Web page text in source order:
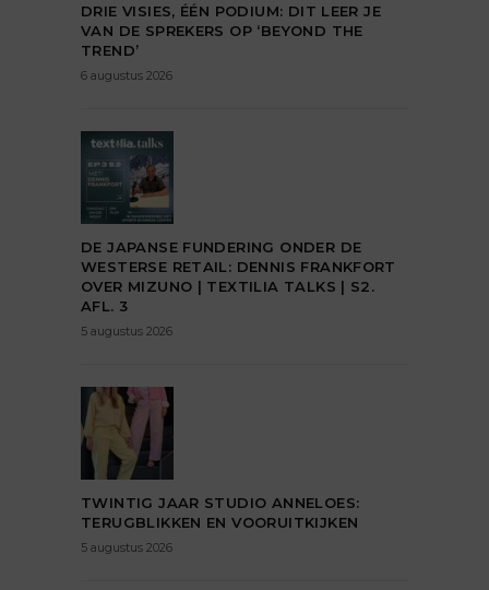
DRIE VISIES, ÉÉN PODIUM: DIT LEER JE
VAN DE SPREKERS OP ‘BEYOND THE
TREND’
6 augustus 2026
DE JAPANSE FUNDERING ONDER DE
WESTERSE RETAIL: DENNIS FRANKFORT
OVER MIZUNO | TEXTILIA TALKS | S2.
AFL. 3
5 augustus 2026
TWINTIG JAAR STUDIO ANNELOES:
TERUGBLIKKEN EN VOORUITKIJKEN
5 augustus 2026